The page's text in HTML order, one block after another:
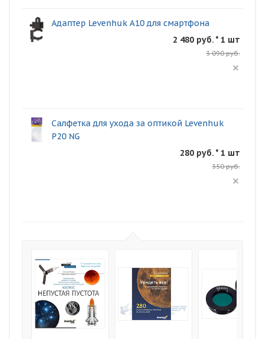
Адаптер Levenhuk A10 для смартфона
2 480 руб. * 1 шт
3 090 руб.
Салфетка для ухода за оптикой Levenhuk
P20 NG
280 руб. * 1 шт
350 руб.